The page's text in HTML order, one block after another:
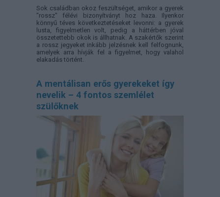
Sok családban okoz feszültséget, amikor a gyerek
"rossz" félévi bizonyítványt hoz haza. Ilyenkor
könnyű téves következtetéseket levonni: a gyerek
lusta, figyelmetlen volt, pedig a háttérben jóval
összetettebb okok is állhatnak. A szakértők szerint
a rossz jegyeket inkább jelzésnek kell felfognunk,
amelyek arra hívják fel a figyelmet, hogy valahol
elakadás történt.
A mentálisan erős gyerekeket így
nevelik – 4 fontos szemlélet
szülőknek